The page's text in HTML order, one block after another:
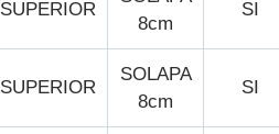
SUPERIOR
8cm
SI
SUPERIOR
SOLAPA
8cm
SI